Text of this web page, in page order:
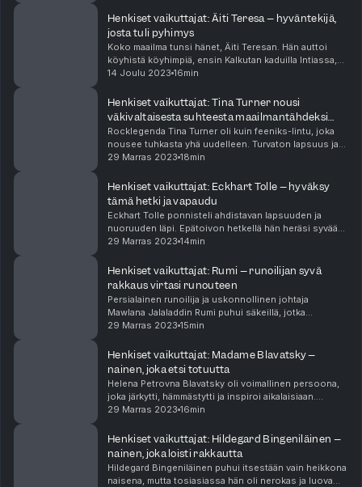
Henkiset vaikuttajat: Äiti Teresa – hyväntekijä,
josta tuli pyhimys
Koko maailma tunsi hänet, Äiti Teresan. Hän auttoi
köyhistä köyhimpiä, ensin Kalkutan kaduilla Intiassa,
sitten kaikkialla maailmassa. Elinaikanaan hän oli
14 Joulu 2023 16min
Henkiset vaikuttajat: Tina Turner nousi
väkivaltaisesta suhteesta maailmantähdeksi
mantran avulla
Rocklegenda Tina Turner oli kuin feeniks-lintu, joka
nousee tuhkasta yhä uudelleen. Turvaton lapsuus ja
väkivaltainen parisuhde veivät elämänilon, mutta
29 Marras 2023 18min
Henkiset vaikuttajat: Eckhart Tolle – hyväksy
tämä hetki ja vapaudu
Eckhart Tolle ponnisteli ahdistavan lapsuuden ja
nuoruuden läpi. Epätoivon hetkellä hän heräsi syvään
oivallukseen. Tuskaisesta nuoresta miehestä kasvoi
29 Marras 2023 14min
Henkiset vaikuttajat: Rumi – runoilijan syvä
rakkaus virtasi runouteen
Persialainen runoilija ja uskonnollinen johtaja
Mawlana Jalaladdin Rumi puhui säkeillä, jotka
herättävät voimakkaita tunteita vielä 800 vuotta
hyöky...
29 Marras 2023 15min
Henkiset vaikuttajat: Madame Blavatsky –
nainen, joka etsi totuutta
Helena Petrovna Blavatsky oli voimallinen persoona,
joka järkytti, hämmästytti ja inspiroi aikalaisiaan.
Teosofialle muodon antaneen Madame Blavatskyn
29 Marras 2023 16min
Henkiset vaikuttajat: Hildegard Bingeniläinen –
nainen, joka loisti rakkautta
Hildegard Bingeniläinen puhui itsestään vain heikkona
naisena, mutta tosiasiassa hän oli nerokas ja luova